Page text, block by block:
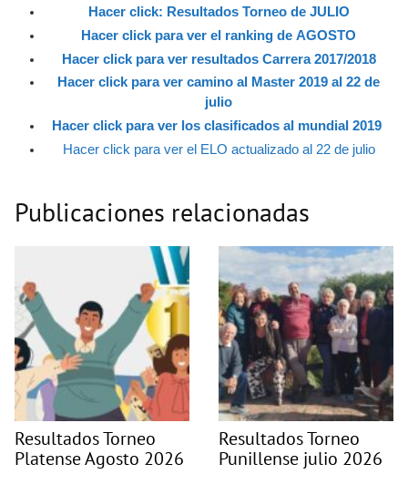
Hacer click: Resultados Torneo de JULIO
Hacer click para ver el ranking de AGOSTO
Hacer click para ver resultados Carrera 2017/2018
Hacer click para ver camino al Master 2019 al 22 de
julio
Hacer click para ver los clasificados al mundial 2019
Hacer click para ver el ELO actualizado al 22 de julio
Publicaciones relacionadas
Resultados Torneo
Platense Agosto 2026
Resultados Torneo
Punillense julio 2026